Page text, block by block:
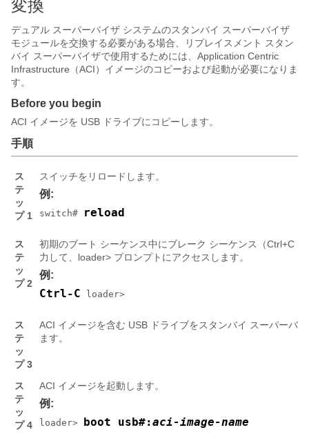
変換
デュアル スーパーバイザ システムのスタンバイ スーパーバイザ
モジュールを交換する必要がある場合、リプレイスメント スタン
バイ スーパーバイザで使用するためには、Application Centric
Infrastructure（ACI）イメージのコピーおよび起動が必要になりま
す。
Before you begin
ACI イメージを USB ドライブにコピーします。
手順
ス
テ
ッ
プ 1
スイッチをリロードします。
例:
switch# reload
ス
テ
ッ
プ 2
初期のブート シーケンス中にブレーク シーケンス（Ctrl+C
力して、loader> プロンプトにアクセスします。
例:
Ctrl-C loader>
ス
テ
ッ
プ 3
ACI イメージを含む USB ドライブをスタンバイ スーパーバ
ます。
ス
テ
ッ
プ 4
ACI イメージを起動します。
例:
loader> boot usb#:aci-image-name